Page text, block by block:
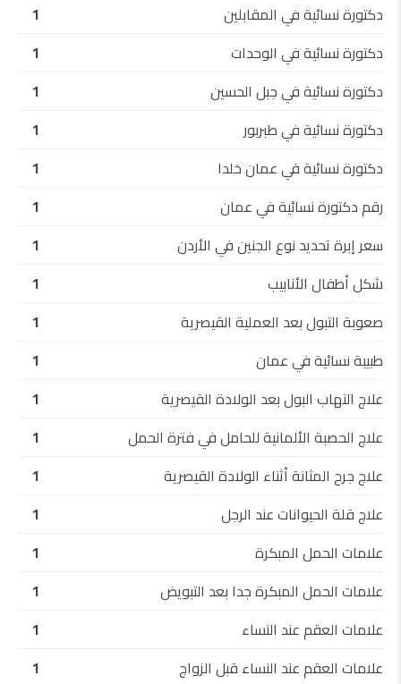
دكتورة نسائية في المقابلين
1
دكتورة نسائية في الوحدات
1
دكتورة نسائية في جبل الحسين
1
دكتورة نسائية في طبربور
1
دكتورة نسائية في عمان خلدا
1
رقم دكتورة نسائية في عمان
1
سعر إبرة تحديد نوع الجنين في الأردن
1
شكل أطفال الأنابيب
1
صعوبة التبول بعد العملية القيصرية
1
طبيبة نسائية في عمان
1
علاج التهاب البول بعد الولادة القيصرية
1
علاج الحصبة الألمانية للحامل في فترة الحمل
1
علاج جرح المثانة أثناء الولادة القيصرية
1
علاج قلة الحيوانات عند الرجل
1
علامات الحمل المبكرة
1
علامات الحمل المبكرة جدا بعد التبويض
1
علامات العقم عند النساء
1
علامات العقم عند النساء قبل الزواج
1